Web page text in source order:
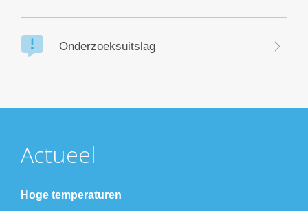
Onderzoeksuitslag
Actueel
Hoge temperaturen